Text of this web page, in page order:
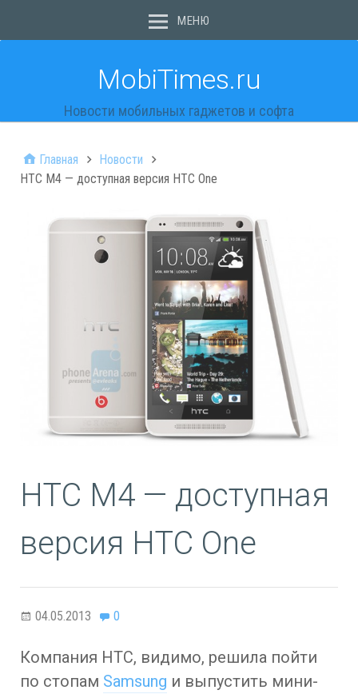
МЕНЮ
MobiTimes.ru
Новости мобильных гаджетов и софта
Главная
Новости
HTC M4 — доступная версия HTC One
HTC M4 — доступная
версия HTC One
04.05.2013 0
Компания HTC, видимо, решила пойти
по стопам Samsung и выпустить мини-